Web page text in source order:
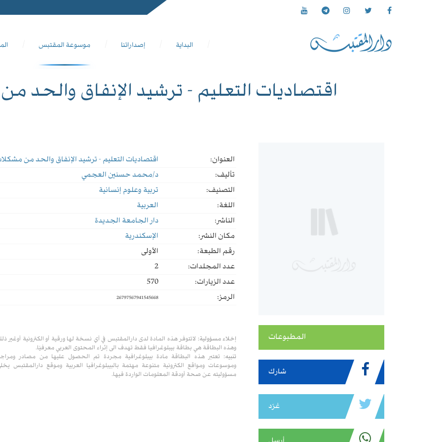
البداية إصداراتنا موسوعة المقتبس
اقتصاديات التعليم - ترشيد الإنفاق والحد
المطبوعات
شارك
غرّد
العنوان:
اقتصاديات التعليم - ترشيد الإنفاق والحد من
تأليف:
د/محمد حسنين العجمي
التصنيف:
تربية وعلوم إنسانية
اللغة:
العربية
الناشر:
دار الجامعة الجديدة
مكان النشر:
الإسكندرية
رقم الطبعة:
الأولى
عدد المجلدات:
2
عدد الزيارات:
570
الرمز:
26797567941545668
إخلاء مسؤولية: لاتتوفر هذه المادة لدى دارالمقتبس في أي نسخة لها ورقية أو الكترونية أوغير
وهذه البطاقة هي بطاقة بيبلوغرافيا فقط تهدف الى إثراء المحتوى العربي معرفيًا.
تنبيه: تعتبر هذه البطاقة مادة بيبلوغرافية مجردة تم الحصول عليها من مصادر
وموسوعات ومواقع الكترونية متنوعة مهتمة بالبيبلوغرافيا العربية وموقع دارالمقتبس
مسؤوليته عن صحة أودقة المعلومات الواردة فيها.